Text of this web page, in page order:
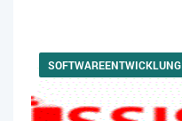
SOFTWAREENTWICKLUNG